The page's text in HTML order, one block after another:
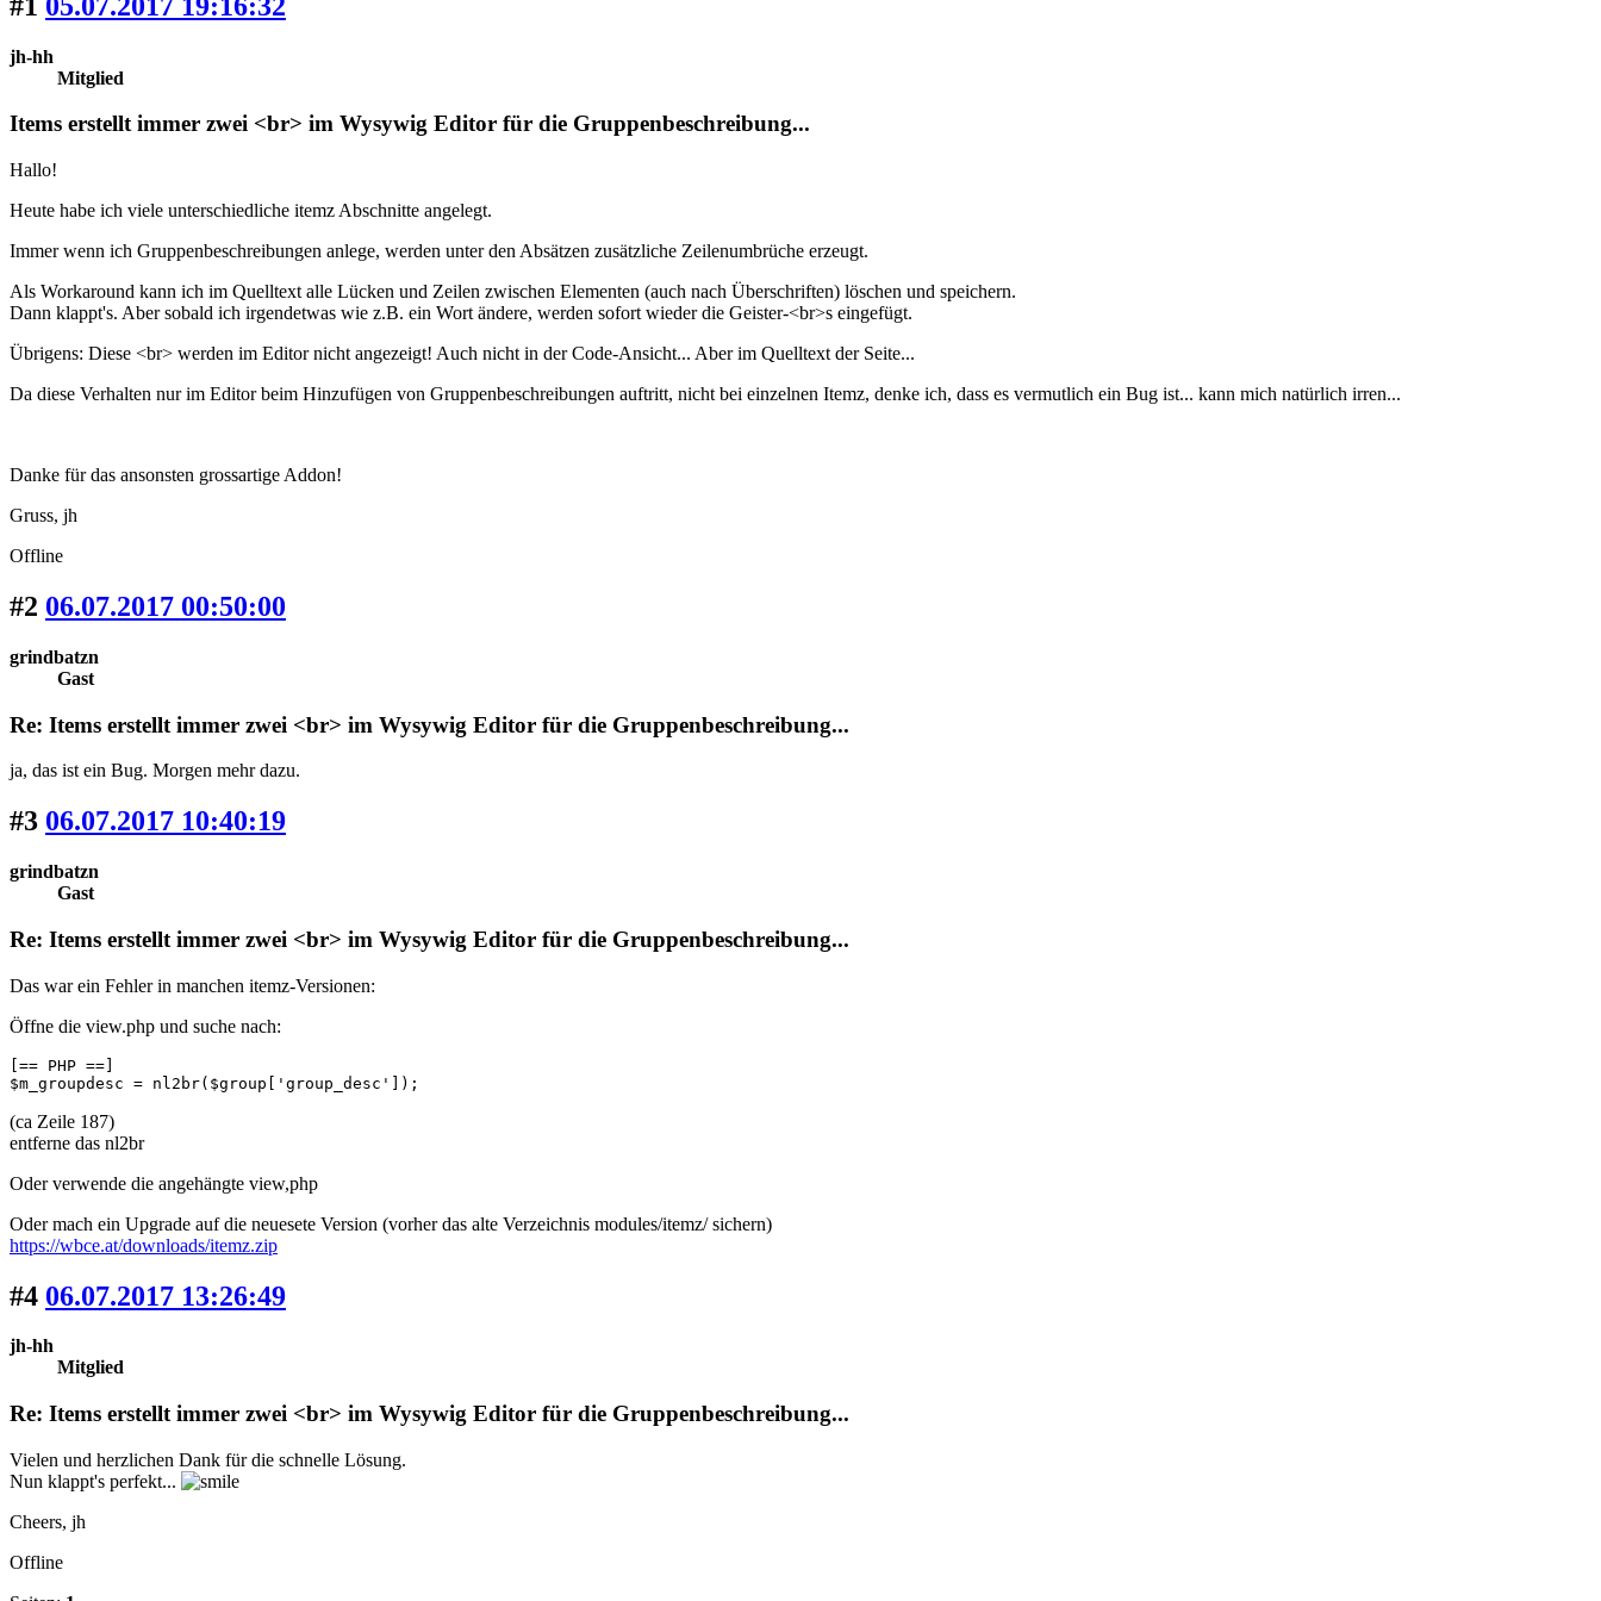
jh-hh
Mitglied
Items erstellt immer zwei <br> im Wysywig Editor für die Gruppenbeschreibung...
Hallo!
Heute habe ich viele unterschiedliche itemz Abschnitte angelegt.
Immer wenn ich Gruppenbeschreibungen anlege, werden unter den Absätzen zusätzliche Zeilenumbrüche erzeugt.
Als Workaround kann ich im Quelltext alle Lücken und Zeilen zwischen Elementen (auch nach Überschriften) löschen und speichern.
Dann klappt's. Aber sobald ich irgendetwas wie z.B. ein Wort ändere, werden sofort wieder die Geister-<br>s eingefügt.
Übrigens: Diese <br> werden im Editor nicht angezeigt! Auch nicht in der Code-Ansicht... Aber im Quelltext der Seite...
Da diese Verhalten nur im Editor beim Hinzufügen von Gruppenbeschreibungen auftritt, nicht bei einzelnen Itemz, denke ich, dass es vermutlich ein Bug ist... kann mich natürlich irren...
Danke für das ansonsten grossartige Addon!
Gruss, jh
Offline
#2 06.07.2017 00:50:00
grindbatzn
Gast
Re: Items erstellt immer zwei <br> im Wysywig Editor für die Gruppenbeschreibung...
ja, das ist ein Bug. Morgen mehr dazu.
#3 06.07.2017 10:40:19
grindbatzn
Gast
Re: Items erstellt immer zwei <br> im Wysywig Editor für die Gruppenbeschreibung...
Das war ein Fehler in manchen itemz-Versionen:
Öffne die view.php und suche nach:
[== PHP ==]
$m_groupdesc = nl2br($group['group_desc']);
(ca Zeile 187)
entferne das nl2br
Oder verwende die angehängte view,php
Oder mach ein Upgrade auf die neuesete Version (vorher das alte Verzeichnis modules/itemz/ sichern)
https://wbce.at/downloads/itemz.zip
#4 06.07.2017 13:26:49
jh-hh
Mitglied
Re: Items erstellt immer zwei <br> im Wysywig Editor für die Gruppenbeschreibung...
Vielen und herzlichen Dank für die schnelle Lösung.
Nun klappt's perfekt...
Cheers, jh
Offline